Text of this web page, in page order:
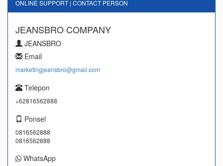
ONLINE SUPPORT | CONTACT PERSON
JEANSBRO COMPANY
JEANSBRO
Email
marketingjeansbro@gmail.com
Telepon
+62816562888
Ponsel
0816562888
0816562888
WhatsApp